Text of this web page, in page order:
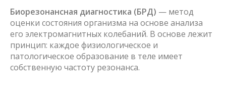
Биорезонансная диагностика (БРД) — метод
оценки состояния организма на основе анализа
его электромагнитных колебаний. В основе лежит
принцип: каждое физиологическое и
патологическое образование в теле имеет
собственную частоту резонанса.